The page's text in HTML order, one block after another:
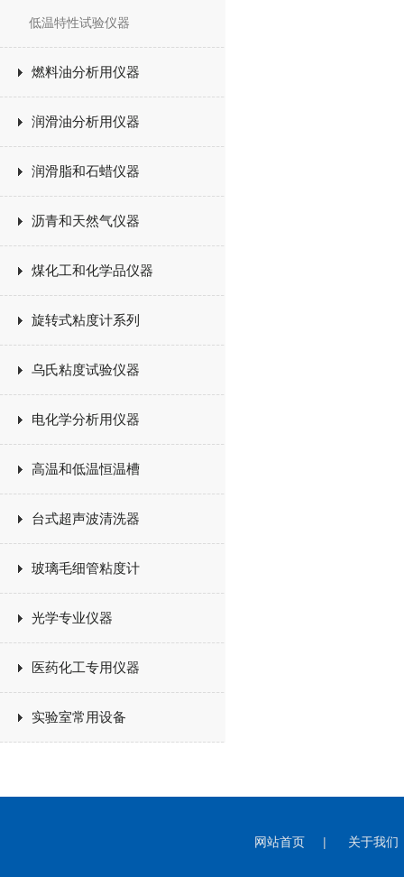
低温特性试验仪器
燃料油分析用仪器
润滑油分析用仪器
润滑脂和石蜡仪器
沥青和天然气仪器
煤化工和化学品仪器
旋转式粘度计系列
乌氏粘度试验仪器
电化学分析用仪器
高温和低温恒温槽
台式超声波清洗器
玻璃毛细管粘度计
光学专业仪器
医药化工专用仪器
实验室常用设备
网站首页 | 关于我们